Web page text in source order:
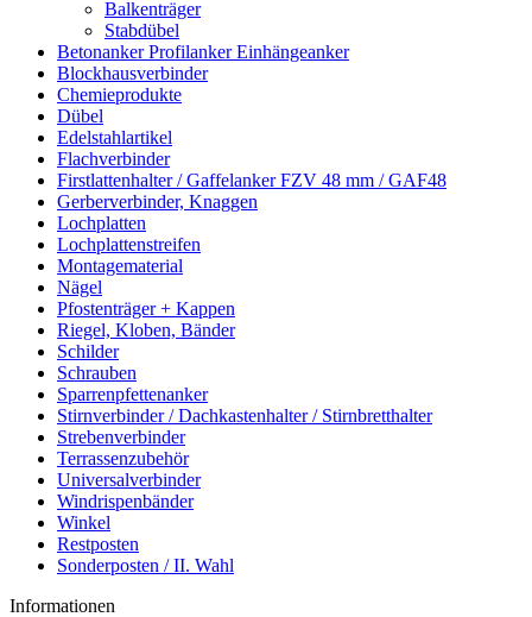
Balkenträger
Stabdübel
Betonanker Profilanker Einhängeanker
Blockhausverbinder
Chemieprodukte
Dübel
Edelstahlartikel
Flachverbinder
Firstlattenhalter / Gaffelanker FZV 48 mm / GAF48
Gerberverbinder, Knaggen
Lochplatten
Lochplattenstreifen
Montagematerial
Nägel
Pfostenträger + Kappen
Riegel, Kloben, Bänder
Schilder
Schrauben
Sparrenpfettenanker
Stirnverbinder / Dachkastenhalter / Stirnbretthalter
Strebenverbinder
Terrassenzubehör
Universalverbinder
Windrispenbänder
Winkel
Restposten
Sonderposten / II. Wahl
Informationen